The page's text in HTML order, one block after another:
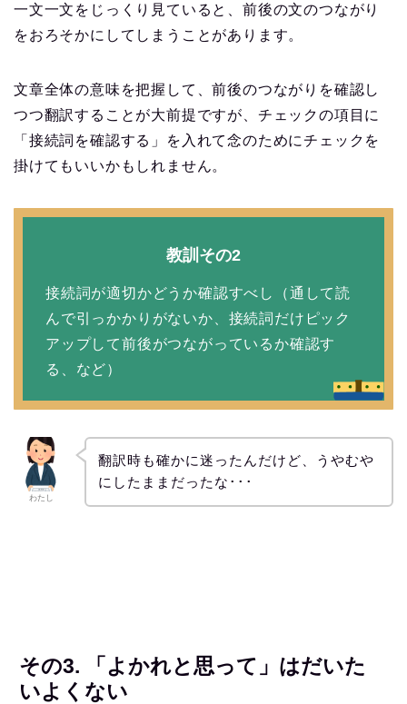
一文一文をじっくり見ていると、前後の文のつながり
をおろそかにしてしまうことがあります。
文章全体の意味を把握して、前後のつながりを確認し
つつ翻訳することが大前提ですが、チェックの項目に
「接続詞を確認する」を入れて念のためにチェックを
掛けてもいいかもしれません。
教訓その2
接続詞が適切かどうか確認すべし（通して読
んで引っかかりがないか、接続詞だけピック
アップして前後がつながっているか確認す
る、など）
わたし
翻訳時も確かに迷ったんだけど、うやむや
にしたままだったな･･･
その3. 「よかれと思って」はだいた
いよくない